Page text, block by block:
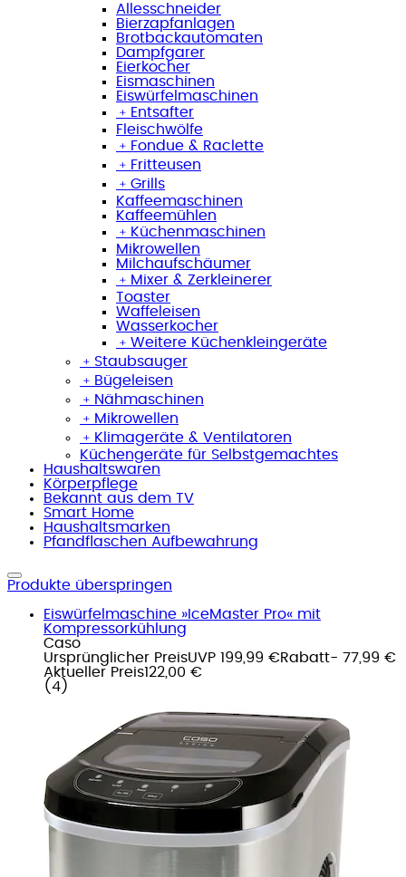
Allesschneider
Bierzapfanlagen
Brotbackautomaten
Dampfgarer
Eierkocher
Eismaschinen
Eiswürfelmaschinen
﹢ Entsafter
Fleischwölfe
﹢ Fondue & Raclette
﹢ Fritteusen
﹢ Grills
Kaffeemaschinen
Kaffeemühlen
﹢ Küchenmaschinen
Mikrowellen
Milchaufschäumer
﹢ Mixer & Zerkleinerer
Toaster
Waffeleisen
Wasserkocher
﹢ Weitere Küchenkleingeräte
﹢ Staubsauger
﹢ Bügeleisen
﹢ Nähmaschinen
﹢ Mikrowellen
﹢ Klimageräte & Ventilatoren
Küchengeräte für Selbstgemachtes
Haushaltswaren
Körperpflege
Bekannt aus dem TV
Smart Home
Haushaltsmarken
Pfandflaschen Aufbewahrung
Produkte überspringen
Eiswürfelmaschine »IceMaster Pro« mit
Kompressorkühlung
Caso
Ursprünglicher PreisUVP 199,99 €Rabatt- 77,99 €
Aktueller Preis122,00 €
( 4 )